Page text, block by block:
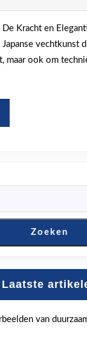
Judo:
Een
Kracht en
vechtkunst
maar ook om
Zoeken
Laatste
van